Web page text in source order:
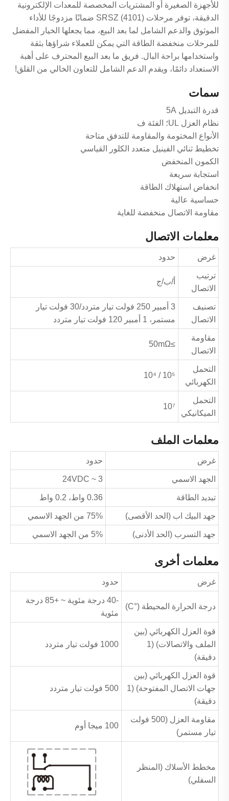
للأجهزة الصغيرة أو المشتريات المخصصة للمعدات الإلكترونية
الدقيقة، توفر مرحلات SRSZ (4101) ضمانًا مزدوجًا للأداء
الموثوق والدعم الشامل لما بعد البيع، مما يجعلها الخيار المفضل
للمرحلات منخفضة الطاقة التي يمكن للعملاء شراؤها بثقة
واستخدامها براحة البال. فريق ما بعد البيع المحترف على أهبة
الاستعداد دائمًا، ويقدم الدعم الشامل للتعاون الخالي من القلق!
سمات
قدرة التبديل 5A
نظام العزل UL؛ الفئة ف
الأنواع المختومة والمقاومة للتدفق متاحة
تخطيط ثنائي الفينيل متعدد الكلور القياسي
الكمون المنخفض
استجابة سريعة
انخفاض استهلاك الطاقة
حساسية عالية
مقاومة الاتصال منخفضة للغاية
معلمات الاتصال
غرض حدود
ترتيب
الاتصال
أ/ب/ج
تصنيف
الاتصال
3 أمبير 250 فولت تيار متردد/30 فولت تيار
مستمر، 1 أمبير 120 فولت تيار متردد
مقاومة
الاتصال
≥50mΩ
التحمل
الكهربائي
10⁵ / 10⁴
التحمل
الميكانيكي
10⁷
معلمات الملف
غرض حدود
الجهد الاسمي 3 ~ 24VDC
تبديد الطاقة 0.36 واط، 0.2 واط
جهد البيك اب (الحد الأقصى) 75% من الجهد الاسمي
جهد التسرب (الحد الأدنى) 5% من الجهد الاسمي
معلمات أخرى
غرض حدود
درجة الحرارة المحيطة (°C)
-40 درجة مئوية ~ +85 درجة
مئوية
قوة العزل الكهربائي (بين
الملف والاتصالات) (1
دقيقة)
1000 فولت تيار متردد
قوة العزل الكهربائي (بين
جهات الاتصال المفتوحة) (1
دقيقة)
500 فولت تيار متردد
مقاومة العزل (500 فولت
تيار مستمر)
100 ميجا أوم
مخطط الأسلاك (المنظر
السفلي)